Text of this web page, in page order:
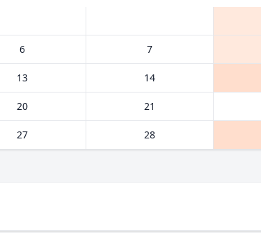
6 7
13 14
20 21
27 28